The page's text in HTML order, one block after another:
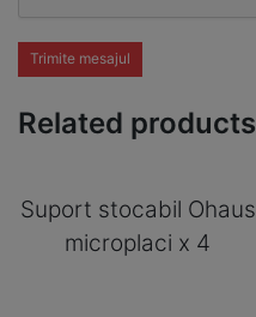
Trimite mesajul
Related products
Suport stocabil Ohaus
microplaci x 4